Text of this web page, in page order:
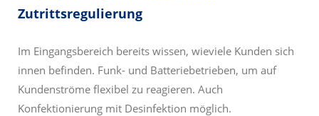
Zutrittsregulierung
Im Eingangsbereich bereits wissen, wieviele Kunden sich
innen befinden. Funk- und Batteriebetrieben, um auf
Kundenströme flexibel zu reagieren. Auch
Konfektionierung mit Desinfektion möglich.